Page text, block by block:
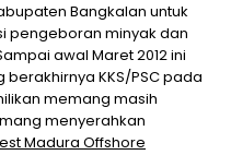
Bangkalan untuk
pengeboran minyak dan
awal Maret 2012 ini
KKS/PSC pada
memang masih
menyerahkan
Madura Offshore